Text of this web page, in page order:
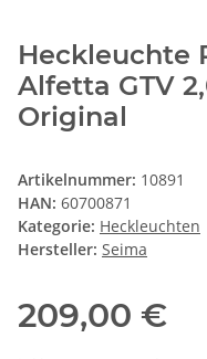
Heckleuchte
Alfetta GTV
Original
Artikelnummer: 10891
HAN: 60700871
Kategorie: Heckleuchten
Hersteller: Seima
209,00 €